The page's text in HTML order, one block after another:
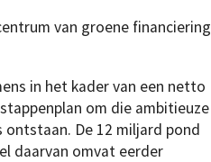
van groene financiering
in het kader van een netto
om die ambitieuze
De 12 miljard pond
daarvan omvat eerder